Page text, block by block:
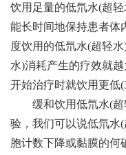
饮用足量的低氘水(超
能长时间地保持患者体
度饮用的低氘水(超轻
水)消耗产生的疗效就
开始治疗时就饮用更低
缓和饮用低氘水(超
验，我们可以说低氘水
胞计数下降或黏膜的何